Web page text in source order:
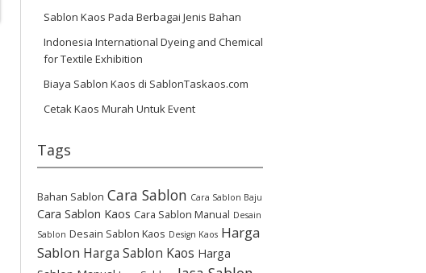
Sablon Kaos Pada Berbagai Jenis Bahan
Indonesia International Dyeing and Chemical
for Textile Exhibition
Biaya Sablon Kaos di SablonTaskaos.com
Cetak Kaos Murah Untuk Event
Tags
Bahan Sablon Cara Sablon Cara Sablon Baju
Cara Sablon Kaos Cara Sablon Manual Desain
Sablon Desain Sablon Kaos Design Kaos Harga
Sablon Harga Sablon Kaos Harga